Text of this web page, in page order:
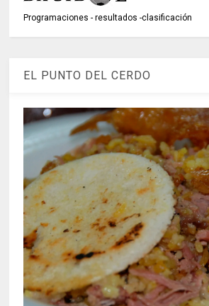
Programaciones - resultados -clasificación
EL PUNTO DEL CERDO